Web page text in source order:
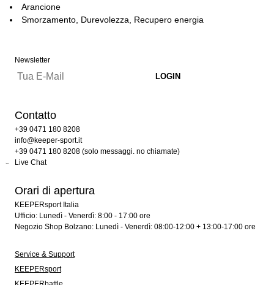
Arancione
Smorzamento, Durevolezza, Recupero energia
Newsletter
Contatto
+39 0471 180 8208
info@keeper-sport.it
+39 0471 180 8208 (solo messaggi. no chiamate)
Live Chat
Orari di apertura
KEEPERsport Italia
Ufficio: Lunedì - Venerdì: 8:00 - 17:00 ore
Negozio Shop Bolzano: Lunedì - Venerdì: 08:00-12:00 + 13:00-17:00 ore
Service & Support
KEEPERsport